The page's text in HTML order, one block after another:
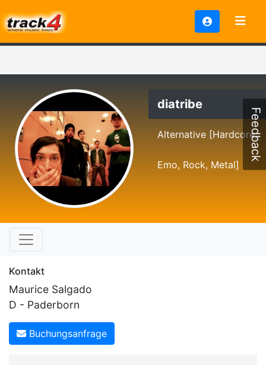
diatribe
Alternative [Hardcore,
Emo, Rock, Metal]
Kontakt
Maurice Salgado
D - Paderborn
Buchungsanfrage
Feedback